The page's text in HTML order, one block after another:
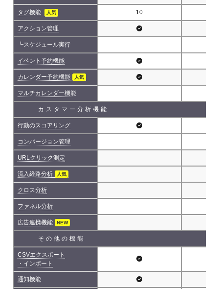
タグ機能 人気 10
アクション管理
┗スケジュール実行
イベント予約機能
カレンダー予約機能 人気
マルチカレンダー機能
カスタマー分析機能
行動のスコアリング
コンバージョン管理
URLクリック測定
流入経路分析 人気
クロス分析
ファネル分析
広告連携機能 NEW
その他の機能
CSVエクスポート
・インポート
通知機能